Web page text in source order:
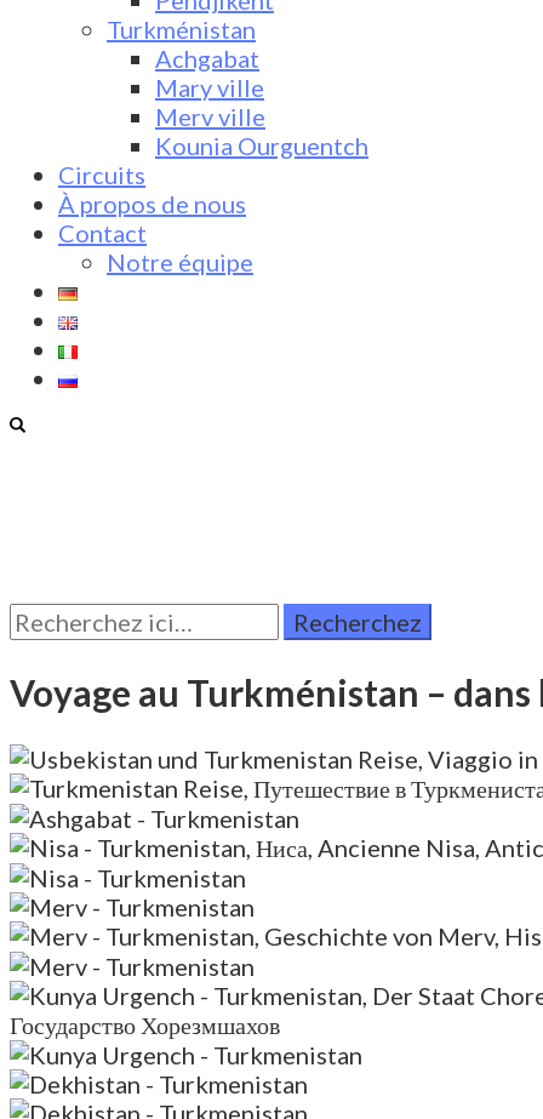
Turkménistan
Achgabat
Mary ville
Merv ville
Kounia Ourguentch
Circuits
À propos de nous
Contact
Notre équipe
Rechercher:
Voyage au Turkménistan –